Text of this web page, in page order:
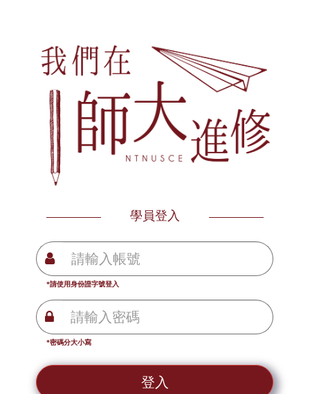
學員登入
*請使用身份證字號登入
*密碼分大小寫
登入